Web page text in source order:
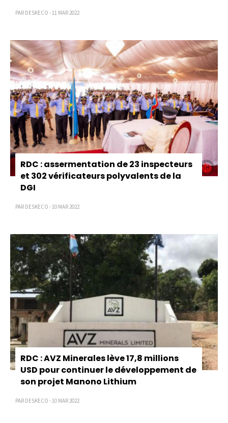
PAR DESKECO - 11 MAR 2022
RDC : assermentation de 23 inspecteurs
et 302 vérificateurs polyvalents de la
DGI
PAR DESKECO - 10 MAR 2022
RDC : AVZ Minerales lève 17,8 millions
USD pour continuer le développement de
son projet Manono Lithium
PAR DESKECO - 10 MAR 2022